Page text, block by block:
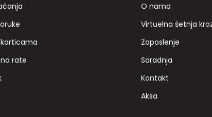
rate
O nama
Virtuelna šetnja
Zaposlenje
Saradnja
Kontakt
Aksa